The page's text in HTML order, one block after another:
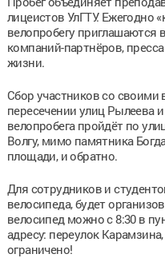
лицеистов УлГТУ. Ежегодно
велопробегу приглашаются
компаний-партнёров,
жизни.
Сбор участников со своими
пересечении улиц Рылеева
велопробега пройдёт по
Волгу, мимо памятника
площади, и обратно.
Для сотрудников и
велосипеда, будет
велосипед можно с 8:30 в
адресу: переулок
ограничено!